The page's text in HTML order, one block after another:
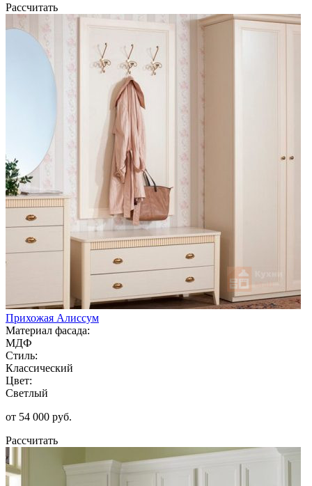
Рассчитать
Прихожая Алиссум
Материал фасада:
МДФ
Стиль:
Классический
Цвет:
Светлый
от 54 000 руб.
Рассчитать